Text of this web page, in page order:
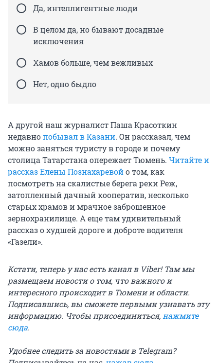
Да, интеллигентные люди
В целом да, но бывают досадные
исключения
Хамов больше, чем вежливых
Нет, одно быдло
А другой наш журналист Паша Красоткин
недавнопобывал в Казани. Он рассказал, чем
можно заняться туристу в городе и почему
столица Татарстана опережает Тюмень. Читайте и
рассказ Елены Познахаревойо том, как
посмотреть на скалистые берега реки Реж,
затопленный дачный кооператив, несколько
старых храмов и мрачное заброшенное
зернохранилище. А еще там удивительный
рассказ о худшей дороге и доброте водителя
«Газели».
Кстати, теперь у нас есть канал в Viber! Там мы
размещаем новости о том, что важного и
интересного происходит в Тюмени и области.
Подписавшись, вы сможете первыми узнавать эту
информацию. Чтобы присоединиться,нажмите
сюда.
Удобнее следить за новостями в Telegram?